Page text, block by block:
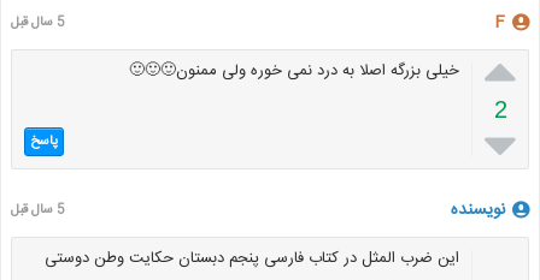
F 5 سال قبل

2

خیلی بزرگه اصلا به درد نمی خوره ولی ممنون🙂🙂🙂
پاسخ
نویسنده 5 سال قبل
این ضرب المثل در کتاب فارسی پنجم دبستان حکایت وطن دوستی